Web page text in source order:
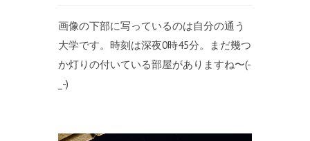
画像の下部に写っているのは自分の通う
大学です。時刻は深夜0時45分。まだ幾つ
か灯りの付いている部屋がありますね〜(-
_-)